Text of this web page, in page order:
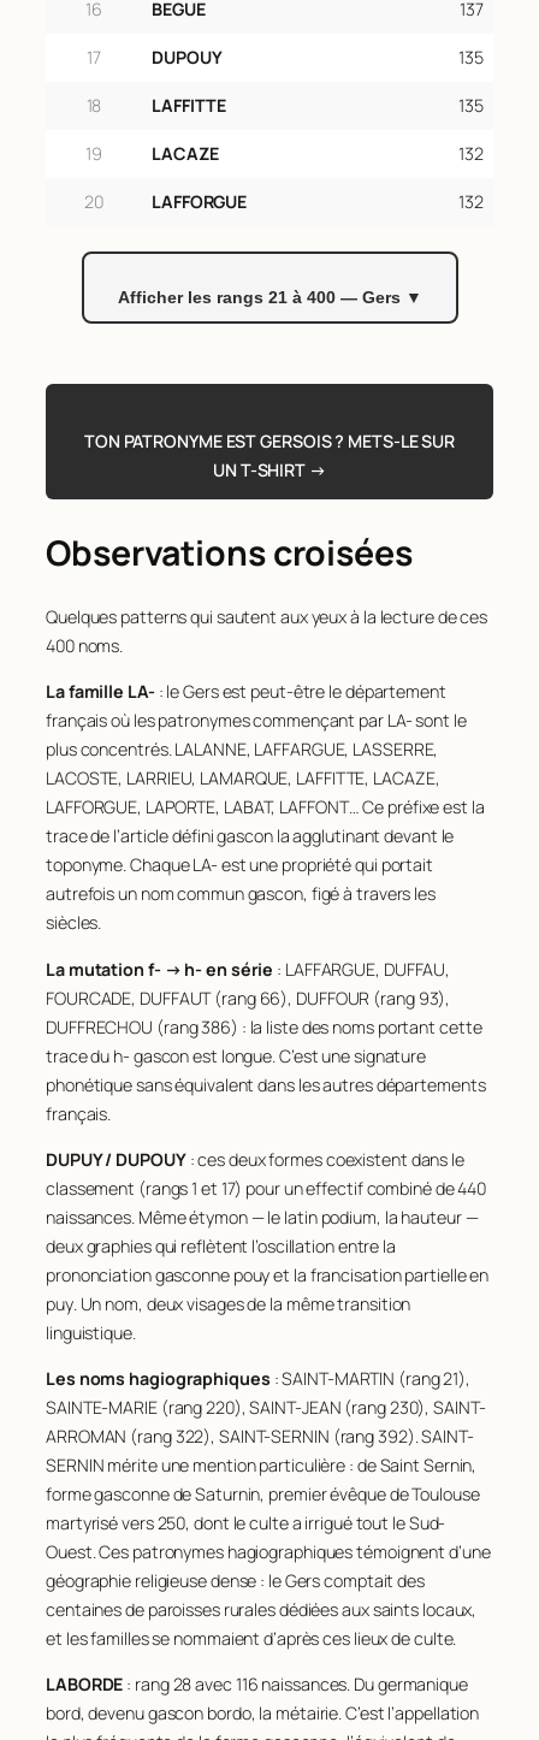
16 BEGUE 137
17 DUPOUY 135
18 LAFFITTE 135
19 LACAZE 132
20 LAFFORGUE 132
Afficher les rangs 21 à 400 — Gers ▼
23
FAGET
126
DUCOS
26
PUJOS
119
27
28
LABORDE
29
LAPORTE
30
LABAT
31
LAFFONT
110
FAURE
33
BARRERE
34
35
BONNET
RIVIERE
37
BARBE
38
DUCASSE
100
40
LANNES
41
CAZENEUVE
95
42
BARON
43
BARTHE
44
45
LABADIE
46
LACOMME
89
DUBOS
48
CASSAGNE
86
49
BAQUE
CAUBET
51
GARROS
82
52
DASTE
53
DUPIN
CASTAING
TON PATRONYME EST GERSOIS ? METS-LE SUR
UN T-SHIRT →
Observations croisées
Quelques patterns qui sautent aux yeux à la lecture de ces
400 noms.
La famille LA-: le Gers est peut-être le département
français où les patronymes commençant par LA-sont le
plus concentrés. LALANNE, LAFFARGUE, LASSERRE,
LACOSTE, LARRIEU, LAMARQUE, LAFFITTE, LACAZE,
LAFFORGUE, LAPORTE, LABAT, LAFFONT… Ce préfixe est la
trace de l’article défini gascon laagglutinant devant le
toponyme. Chaque LA- est une propriété qui portait
autrefois un nom commun gascon, figé à travers les
siècles.
La mutation f-→ h-en série : LAFFARGUE, DUFFAU,
FOURCADE, DUFFAUT (rang 66), DUFFOUR (rang 93),
DUFFRECHOU (rang 386) : la liste des noms portant cette
trace du h- gascon est longue. C’est une signature
phonétique sans équivalent dans les autres départements
français.
DUPUY / DUPOUY: ces deux formes coexistent dans le
classement (rangs 1 et 17) pour un effectif combiné de 440
naissances. Même étymon — le latin podium, la hauteur —
deux graphies qui reflètent l’oscillation entre la
prononciation gasconne pouyet la francisation partielle en
puy. Un nom, deux visages de la même transition
linguistique.
Les noms hagiographiques : SAINT-MARTIN (rang 21),
SAINTE-MARIE (rang 220), SAINT-JEAN (rang 230), SAINT-
ARROMAN (rang 322), SAINT-SERNIN (rang 392). SAINT-
SERNIN mérite une mention particulière : de Saint Sernin,
forme gasconne de Saturnin, premier évêque de Toulouse
martyrisé vers 250, dont le culte a irrigué tout le Sud-
Ouest. Ces patronymes hagiographiques témoignent d’une
géographie religieuse dense : le Gers comptait des
centaines de paroisses rurales dédiées aux saints locaux,
et les familles se nommaient d’après ces lieux de culte.
LABORDE : rang 28 avec 116 naissances. Du germanique
bord, devenu gascon bordo, la métairie. C’est l’appellation